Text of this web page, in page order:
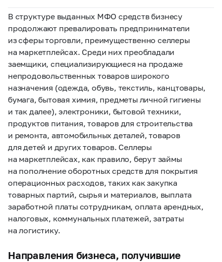
В структуре выданных МФО средств бизнесу
продолжают превалировать предприниматели
из сферы торговли, преимущественно селлеры
на маркетплейсах. Среди них преобладали
заемщики, специализирующиеся на продаже
непродовольственных товаров широкого
назначения (одежда, обувь, текстиль, канцтовары,
бумага, бытовая химия, предметы личной гигиены
и так далее), электроники, бытовой техники,
продуктов питания, товаров для строительства
и ремонта, автомобильных деталей, товаров
для детей и других товаров. Селлеры
на маркетплейсах, как правило, берут займы
на пополнение оборотных средств для покрытия
операционных расходов, таких как закупка
товарных партий, сырья и материалов, выплата
заработной платы сотрудникам, оплата арендных,
налоговых, коммунальных платежей, затраты
на логистику.
Направления бизнеса, получившие